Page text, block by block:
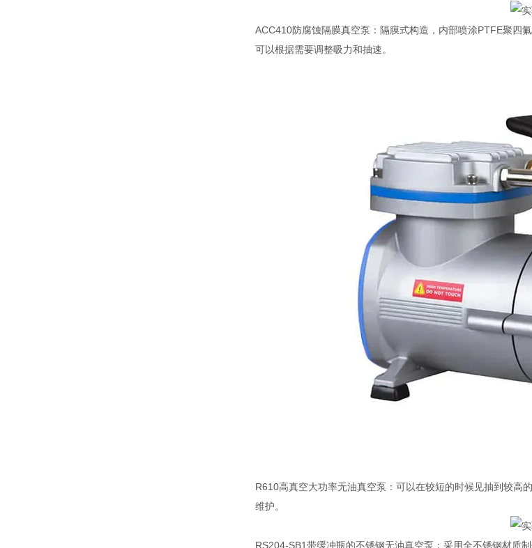
ACC410防腐蚀隔膜真空泵：隔膜式构造，内部喷涂PTFE聚四
可以根据需要调整吸力和抽速。
R610高真空大功率无油真空泵：可以在较短的时候见抽到较高
维护。
RS204-SB1带缓冲瓶的不锈钢无油真空泵：采用全不锈钢材质